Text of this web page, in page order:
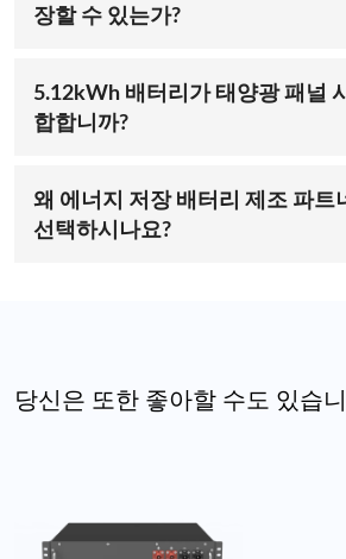
현대의 에너지 저장은 단순히 전력을 저
가 있을 뿐만 아니라 효율적으로 관리하는
5.12kWh 에너지 저장 배터리는 WiFi 연결
스템이 최신 기능으로 최신 상태를 유지하
에너지 저장을 위한 미래 지향적 솔루션을
기술과 효율적인 설계의 이러한 조합은 주
트한 디자인으로 설치가 더 간단하고 편리
장할 수 있는가?
있으므로 에너지 소비가 많은 가구나 부동
됩니다. 이러한 확장성 덕분에 시스템이
고 시간이 지남에 따라 에너지 요구에 적응
5.12kWh 배터리가 태양광 패널
합합니까?
저장할 수 있습니다. 이렇게 저장된 에너
에 사용할 수 있어 최대 효율을 보장하고
를 줄일 수 있습니다.
왜 에너지 저장 배터리 제조 파트
선택하시나요?
글로벌 공급망:
효율적인 물류 및 지원 시
당신은 또한 좋아할 수도 있습